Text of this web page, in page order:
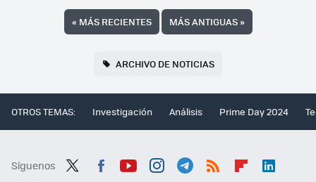
« MÁS RECIENTES MÁS ANTIGUAS»
ARCHIVO DE NOTICIAS
OTROS TEMAS: Investigación Análisis Prime Day 2024
Síguenos